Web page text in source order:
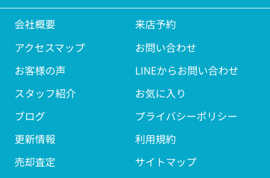
会社概要
来店予約
アクセスマップ
お問い合わせ
お客様の声
LINEからお問い合わせ
スタッフ紹介
お気に入り
ブログ
プライバシーポリシー
更新情報
利用規約
売却査定
サイトマップ